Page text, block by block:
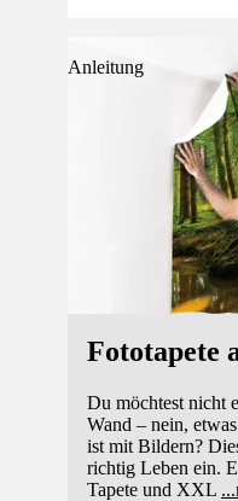
Anleitung
Fototapete
Du möchtest nicht
Wand – nein,
ist mit Bildern?
richtig Leben ein.
Tapete und XXL ...